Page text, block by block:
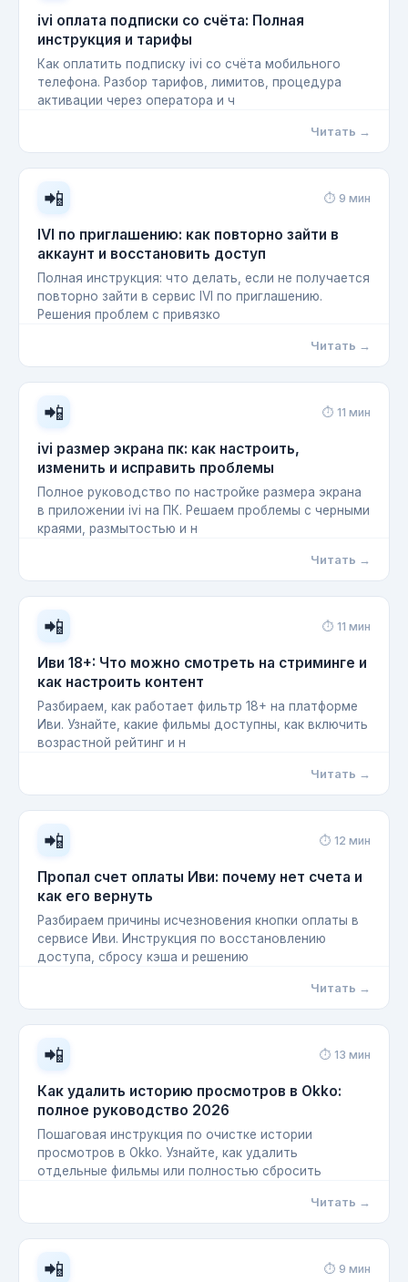
ivi оплата подписки со счёта: Полная
инструкция и тарифы
Как оплатить подписку ivi со счёта мобильного
телефона. Разбор тарифов, лимитов, процедура
активации через оператора и ч
Читать →
📲 ⏱ 9 мин
IVI по приглашению: как повторно зайти в
аккаунт и восстановить доступ
Полная инструкция: что делать, если не получается
повторно зайти в сервис IVI по приглашению.
Решения проблем с привязко
Читать →
📲 ⏱ 11 мин
ivi размер экрана пк: как настроить,
изменить и исправить проблемы
Полное руководство по настройке размера экрана
в приложении ivi на ПК. Решаем проблемы с черными
краями, размытостью и н
Читать →
📲 ⏱ 11 мин
Иви 18+: Что можно смотреть на стриминге и
как настроить контент
Разбираем, как работает фильтр 18+ на платформе
Иви. Узнайте, какие фильмы доступны, как включить
возрастной рейтинг и н
Читать →
📲 ⏱ 12 мин
Пропал счет оплаты Иви: почему нет счета и
как его вернуть
Разбираем причины исчезновения кнопки оплаты в
сервисе Иви. Инструкция по восстановлению
доступа, сбросу кэша и решению
Читать →
📲 ⏱ 13 мин
Как удалить историю просмотров в Okko:
полное руководство 2026
Пошаговая инструкция по очистке истории
просмотров в Okko. Узнайте, как удалить
отдельные фильмы или полностью сбросить
Читать →
📲 ⏱ 9 мин